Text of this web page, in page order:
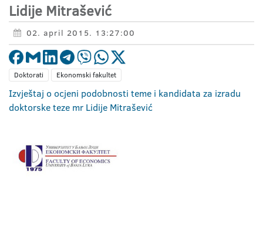
Lidije Mitrašević
02. april 2015. 13:27:00
Doktorati Ekonomski fakultet
Izvještaj o ocjeni podobnosti teme i kandidata za izradu
doktorske teze mr Lidije Mitrašević